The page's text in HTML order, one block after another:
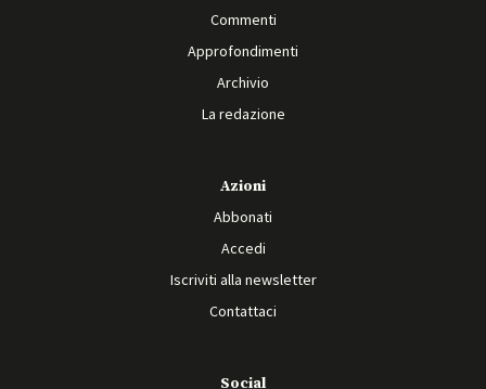
Commenti
Approfondimenti
Archivio
La redazione
Azioni
Abbonati
Accedi
Iscriviti alla newsletter
Contattaci
Social